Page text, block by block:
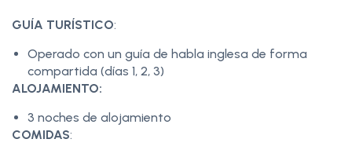
GUÍA TURÍSTICO:
Operado con un guía de habla inglesa de forma
compartida (días 1, 2, 3)
ALOJAMIENTO:
3 noches de alojamiento
COMIDAS: